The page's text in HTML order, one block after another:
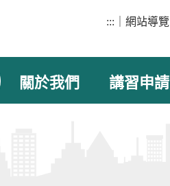
::: 網站導覽
關於我們 講習申請